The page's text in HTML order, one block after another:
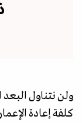
ولن نتناول البعد